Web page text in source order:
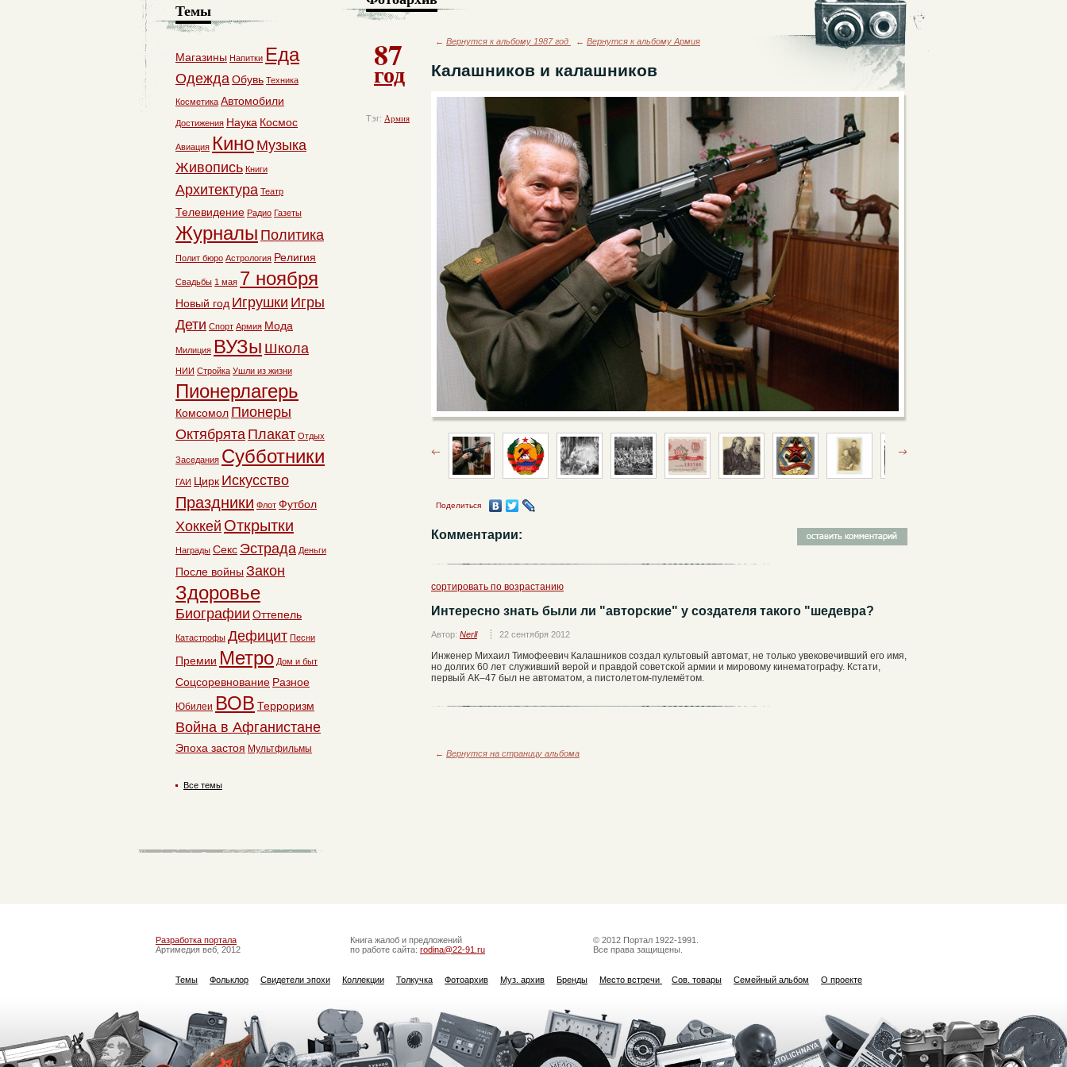
87
год
Тэг: Армия
← Вернутся к альбому 1987 год ← Вернутся к альбому Армия
Калашников и калашников
Поделиться
Комментарии:
сортировать по возрастанию
Интересно знать были ли "авторские" у создателя такого "шедевра?
Автор: Nerll 22 сентября 2012
Инженер Михаил Тимофеевич Калашников создал культовый автомат, не только увековечивший его имя,
но долгих 60 лет служивший верой и правдой советской армии и мировому кинематографу. Кстати,
первый АК–47 был не автоматом, а пистолетом-пулемётом.
← Вернутся на страницу альбома
Темы
Магазины Напитки Еда
ОдеждаОбувь Техника
Косметика Автомобили
Достижения Наука Космос
Авиация Кино Музыка
Живопись Книги
Архитектура Театр
Телевидение Радио Газеты
Журналы Политика
Полит бюро Астрология Религия
Свадьбы 1 мая 7 ноября
Новый год Игрушки Игры
Дети Спорт Армия Мода
Милиция ВУЗы Школа
НИИ Стройка Ушли из жизни
Пионерлагерь
Комсомол Пионеры
Октябрята Плакат Отдых
Заседания Субботники
ГАИ Цирк Искусство
Праздники Флот Футбол
Хоккей Открытки
Награды Секс Эстрада Деньги
После войны Закон
Здоровье
Биографии Оттепель
Катастрофы Дефицит Песни
Премии Метро Дом и быт
Соцсоревнование Разное
Юбилеи ВОВ Терроризм
Война в Афганистане
Эпоха застоя Мультфильмы
Все темы
Разработка портала
Артимедия веб, 2012
Книга жалоб и предложений
по работе сайта: rodina@22-91.ru
© 2012 Портал 1922-1991.
Все права защищены.
Темы Фольклор Свидетели эпохи Коллекции Толкучка Фотоархив Муз. архив Бренды Место встречи Сов. товары Семейный альбом О проекте